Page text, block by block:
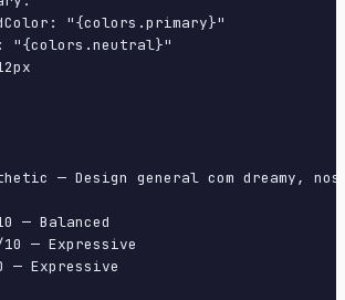
"{colors.primary}"
"{colors.neutral}"
— Design general com dreamy,
— Balanced
— Expressive
— Expressive